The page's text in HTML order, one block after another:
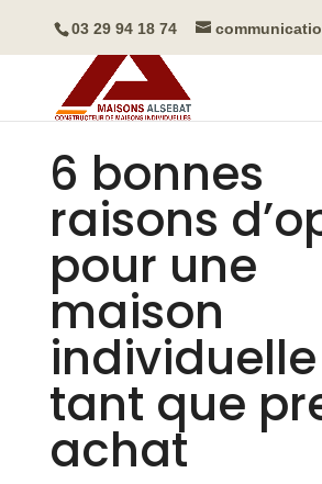
03 29 94 18 74
6 bonnes
raisons
pour une
maison
tant que
achat